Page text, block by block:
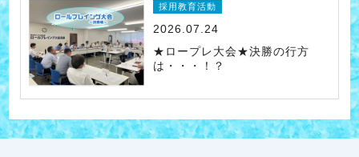
採用教育活動
2026.07.24
★ロープレ大会★決勝の行方
は・・・！？